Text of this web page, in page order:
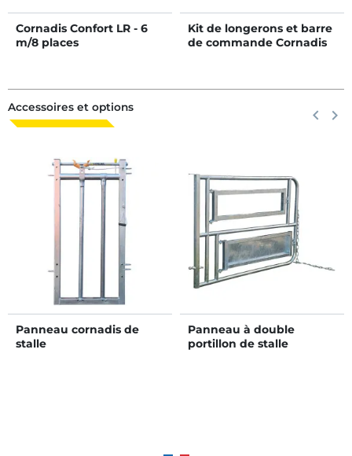
Cornadis Confort LR - 6
m/8 places
Kit de longerons et barre
de commande Cornadis
Accessoires et options keyboard_arrow_left keyboard_arrow_right
Panneau cornadis de
stalle
Panneau à double
portillon de stalle